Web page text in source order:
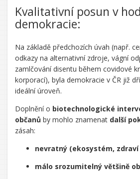
Kvalitativní posun v
demokracie:
Na základě předchozích úvah (např.
odkazy na alternativní zdroje, vágní
zamlčování disentu během covidové
korporací), byla demokracie v ČR již
ideální úroveň.
Doplnění o biotechnologické
občanů by mohlo znamenat další
zásah:
nevratný (ekosystém,
málo srozumitelný většině